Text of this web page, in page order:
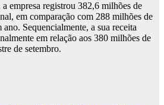
empresa registrou 382,6 milhões de
em comparação com 288 milhões de
Sequencialmente, a sua receita
em relação aos 380 milhões de
de setembro.